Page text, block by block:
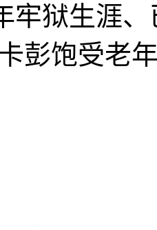
牢狱生涯
彭饱受老